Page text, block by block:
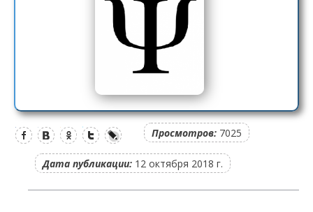
Просмотров: 7025
Дата публикации: 12 октября 2018 г.